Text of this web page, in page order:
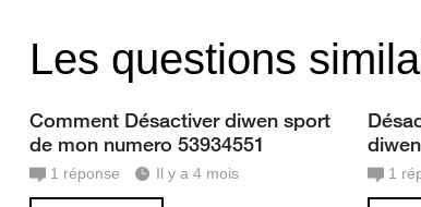
Les questions
Comment Désactiver diwen sport
de mon numero 53934551
1 réponse Il y a 4 mois 1